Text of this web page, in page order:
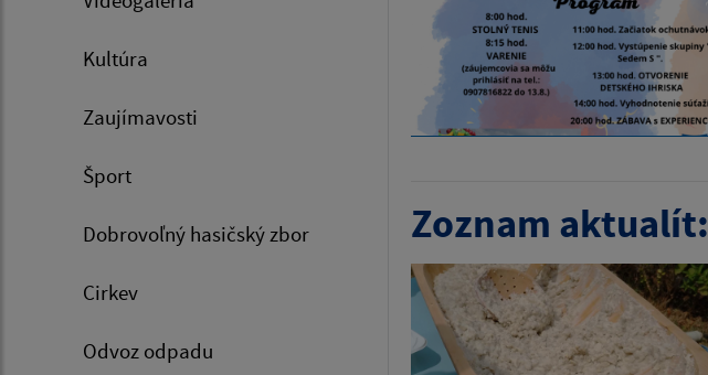
Kultúra
Zaujímavosti
Šport
Dobrovoľný hasičský zbor
Cirkev
Odvoz odpadu
Zoznam aktualít: